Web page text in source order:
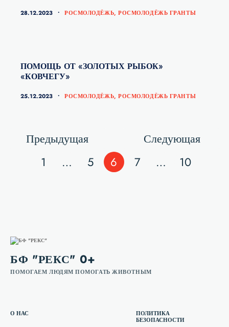
28.12.2023 КАТЕГОРИИ
РОСМОЛОДЁЖЬ,РОСМОЛОДЁЖЬ ГРАНТЫ
ПОМОЩЬ ОТ «ЗОЛОТЫХ РЫБОК»
«КОВЧЕГУ»
25.12.2023 КАТЕГОРИИ
РОСМОЛОДЁЖЬ,РОСМОЛОДЁЖЬ ГРАНТЫ
Навигация
по
ПредыдущаяСтраница
Страница
1 … Страница
5 Страница
6 Страница
7 … Страница
10
Следующая
БФ "РЕКС" 0+
ПОМОГАЕМ ЛЮДЯМ ПОМОГАТЬ ЖИВОТНЫМ
О НАС
ПОЛИТИКА
БЕЗОПАСНОСТИ